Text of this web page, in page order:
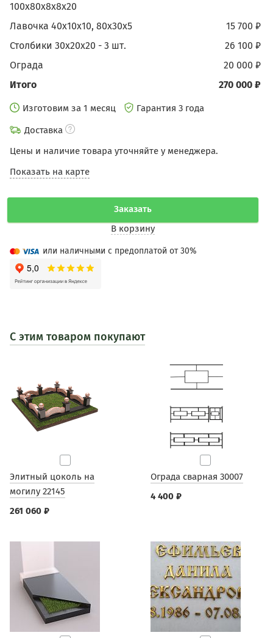
100х80х8х8х20
15 700 ₽
Лавочка 40х10х10, 80х30х5
26 100 ₽
Столбики 30х20х20 - 3 шт.
20 000 ₽
Ограда
270 000 ₽
Итого
Изготовим за 1 месяц
Гарантия 3 года
Доставка
Цены и наличие товара уточняйте у менеджера.
Показать на карте
Заказать
В корзину
или наличными с предоплатой от 30%
С этим товаром покупают
Элитный цоколь на
могилу 22145
261 060 ₽
Ограда сварная 30007
4 400 ₽